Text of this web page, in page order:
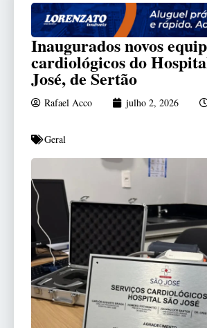
Inaugurados novos
cardiológicos do
José, de Sertão
Rafael Acco julho 2, 2026
Geral